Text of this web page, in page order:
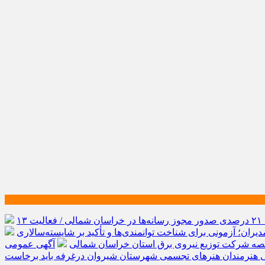
رشد ۲۱ درصدی صدور مجوز رسانه‌ها در خراسان شمالی / فعالیت ۱۳
آزمونی برای شناخت توانمندی‌ها و تأکید بر شایسته‌سالاری
شرکت توزیع نیروی برق استان خراسان شمالی
آگهی عمومی
هنرمندان هنرهای تجسمی شهرستان شیروان درغرفه باید برخاست